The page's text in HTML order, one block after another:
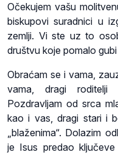
Očekujem vašu
biskupovi suradnici u
zemlji. Vi ste uz to
društvu koje pomalo
Obraćam se i vama,
vama, dragi roditelji
Pozdravljam od srca
kao i vas, dragi stari i
„blaženima“. Dolazim
je Isus predao